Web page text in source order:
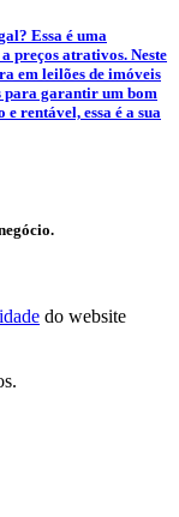
Essa é uma
preços atrativos. Neste
em leilões de imóveis
para garantir um bom
e rentável, essa é a sua
do website